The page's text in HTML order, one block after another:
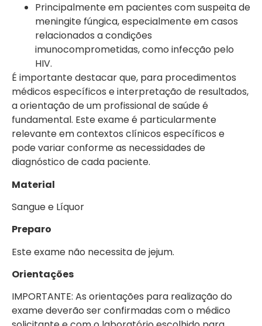
Principalmente em pacientes com suspeita de
meningite fúngica, especialmente em casos
relacionados a condições
imunocomprometidas, como infecção pelo
HIV.
É importante destacar que, para procedimentos
médicos específicos e interpretação de resultados,
a orientação de um profissional de saúde é
fundamental. Este exame é particularmente
relevante em contextos clínicos específicos e
pode variar conforme as necessidades de
diagnóstico de cada paciente.
Material
Sangue e Líquor
Preparo
Este exame não necessita de jejum.
Orientações
IMPORTANTE: As orientações para realização do
exame deverão ser confirmadas com o médico